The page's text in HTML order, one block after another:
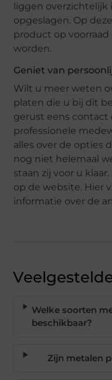
liggen
opgeslagen. Op
product op
worden.
Geniet van
Wilt u meer weten
platen die u bij dit
gerust eens contact
professionele
alles over de opties
nog niet helemaal
staan zij voor u
op de website. Hier
informatie over de
Welke soorten
beschikbaar?
Zijn metalen